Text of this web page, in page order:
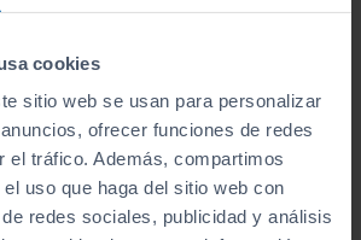
cookies
sitio web se usan para personalizar
ofrecer funciones de redes
el tráfico. Además, compartimos
uso que haga del sitio web con
redes sociales, publicidad y análisis